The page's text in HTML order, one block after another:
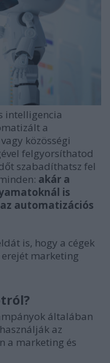
intelligencia
a
közösségi
felgyorsíthatod
szabadíthatsz fel
akár a
is
automatizációs
is, hogy a cégek
marketing
általában
az
a marketing és